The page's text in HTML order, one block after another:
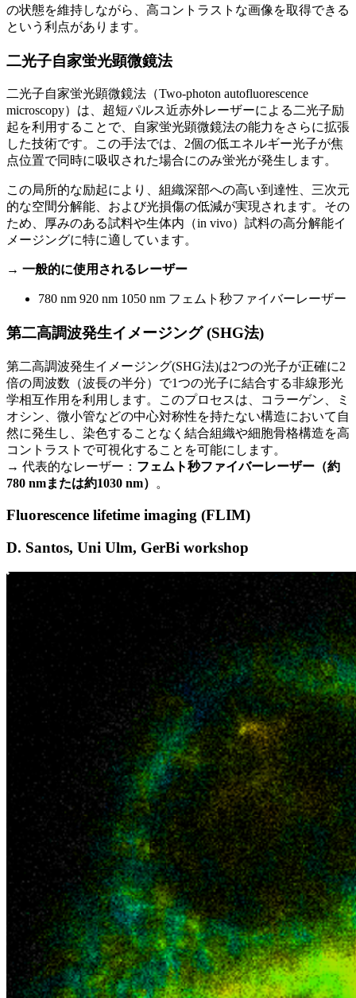
の状態を維持しながら、高コントラストな画像を取得できる
という利点があります。
二光子自家蛍光顕微鏡法
二光子自家蛍光顕微鏡法（Two-photon autofluorescence
microscopy）は、超短パルス近赤外レーザーによる二光子励
起を利用することで、自家蛍光顕微鏡法の能力をさらに拡張
した技術です。この手法では、2個の低エネルギー光子が焦
点位置で同時に吸収された場合にのみ蛍光が発生します。
この局所的な励起により、組織深部への高い到達性、三次元
的な空間分解能、および光損傷の低減が実現されます。その
ため、厚みのある試料や生体内（in vivo）試料の高分解能イ
メージングに特に適しています。
→ 一般的に使用されるレーザー
780 nm 920 nm 1050 nm フェムト秒ファイバーレーザー
第二高調波発生イメージング (SHG法)
第二高調波発生イメージング(SHG法)は2つの光子が正確に2
倍の周波数（波長の半分）で1つの光子に結合する非線形光
学相互作用を利用します。このプロセスは、コラーゲン、ミ
オシン、微小管などの中心対称性を持たない構造において自
然に発生し、染色することなく結合組織や細胞骨格構造を高
コントラストで可視化することを可能にします。
→ 代表的なレーザー： フェムト秒ファイバーレーザー（約
780 nmまたは約1030 nm）
。
Fluorescence lifetime imaging (FLIM)
D. Santos, Uni Ulm, GerBi workshop